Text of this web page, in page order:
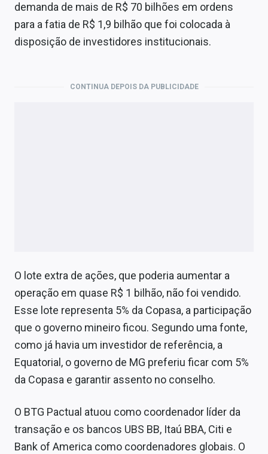
demanda de mais de R$ 70 bilhões em ordens
para a fatia de R$ 1,9 bilhão que foi colocada à
disposição de investidores institucionais.
CONTINUA DEPOIS DA PUBLICIDADE
O lote extra de ações, que poderia aumentar a
operação em quase R$ 1 bilhão, não foi vendido.
Esse lote representa 5% da Copasa, a participação
que o governo mineiro ficou. Segundo uma fonte,
como já havia um investidor de referência, a
Equatorial, o governo de MG preferiu ficar com 5%
da Copasa e garantir assento no conselho.
O BTG Pactual atuou como coordenador líder da
transação e os bancos UBS BB, Itaú BBA, Citi e
Bank of America como coordenadores globais. O